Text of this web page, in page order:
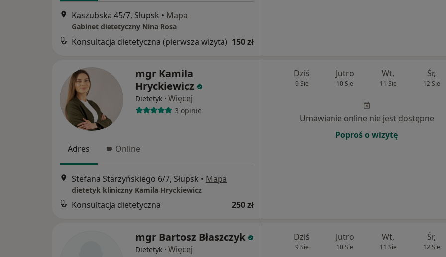
Kaszubska 45/7, Słupsk • Mapa
Gabinet dietetyczny Nina Rosa
Konsultacja dietetyczna (pierwsza wizyta) 150 zł
mgr Kamila
Hryckiewicz
Dietetyk · Więcej
3 opinie
Adres Online
Stefana Starzyńskiego 6/7, Słupsk • Mapa
dietetyk kliniczny Kamila Hryckiewicz
Konsultacja dietetyczna 250 zł
Dziś
9 Sie
Jutro
10 Sie
Wt,
11 Sie
Śr,
12 Sie
Umawianie online nie jest dostępne
Poproś o wizytę
mgr Bartosz Błaszczyk
Dietetyk · Więcej
Dziś
9 Sie
Jutro
10 Sie
Wt,
11 Sie
Śr,
12 Sie